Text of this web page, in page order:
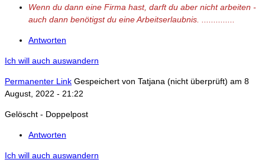
Wenn du dann eine Firma hast, darft du aber nicht arbeiten -
auch dann benötigst du eine Arbeitserlaubnis. ..............
Antworten
Ich will auch auswandern
Permanenter Link Gespeichert von Tatjana (nicht überprüft) am 8
August, 2022 - 21:22
Gelöscht - Doppelpost
Antworten
Ich will auch auswandern